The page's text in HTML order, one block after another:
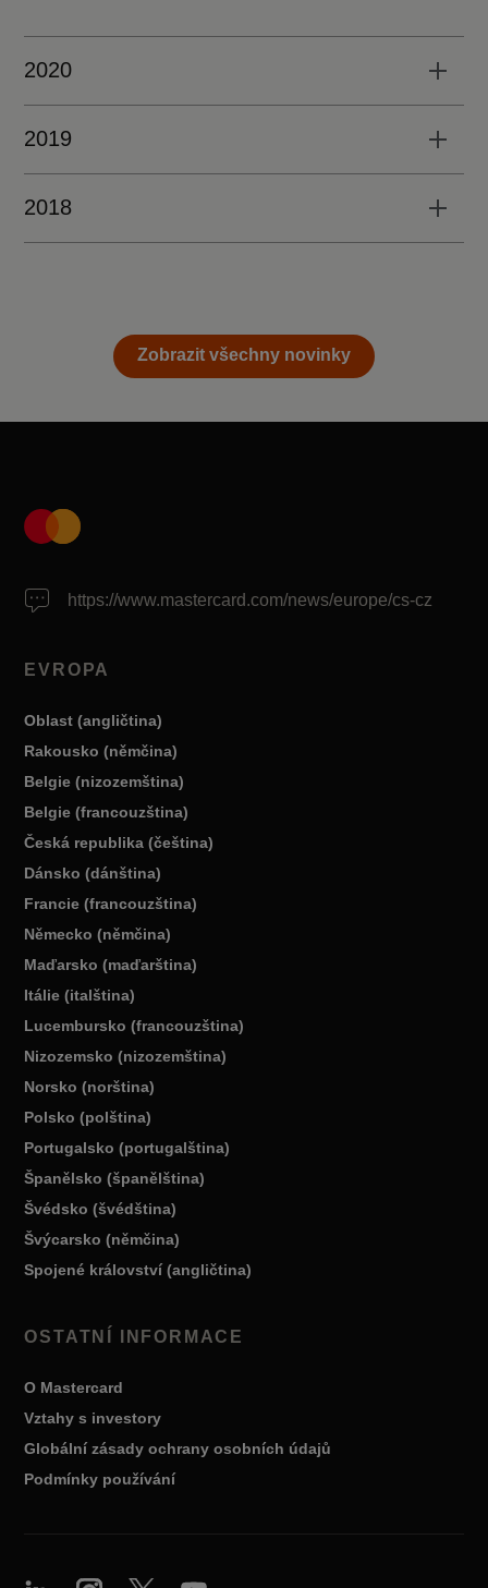
2020
2019
2018
Zobrazit všechny novinky
https://www.mastercard.com/news/europe/cs-cz
EVROPA
Oblast (angličtina)
Rakousko (němčina)
Belgie (nizozemština)
Belgie (francouzština)
Česká republika (čeština)
Dánsko (dánština)
Francie (francouzština)
Německo (němčina)
Maďarsko (maďarština)
Itálie (italština)
Lucembursko (francouzština)
Nizozemsko (nizozemština)
Norsko (norština)
Polsko (polština)
Portugalsko (portugalština)
Španělsko (španělština)
Švédsko (švédština)
Švýcarsko (němčina)
Spojené království (angličtina)
OSTATNÍ INFORMACE
O Mastercard
Vztahy s investory
Globální zásady ochrany osobních údajů
Podmínky používání